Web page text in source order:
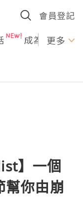
會員登記
成為U更多
】一個
幫你由崩